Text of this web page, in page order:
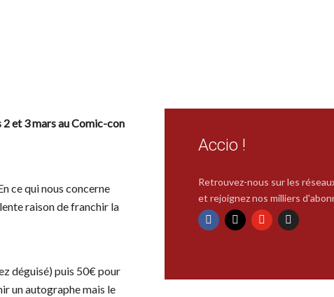
et 3 mars au Comic-con
ce qui nous concerne
raison de franchir la
déguisé) puis 50€ pour
un autographe mais le
Accio !
Retrouvez-nous sur les
et rejoignez nos milliers